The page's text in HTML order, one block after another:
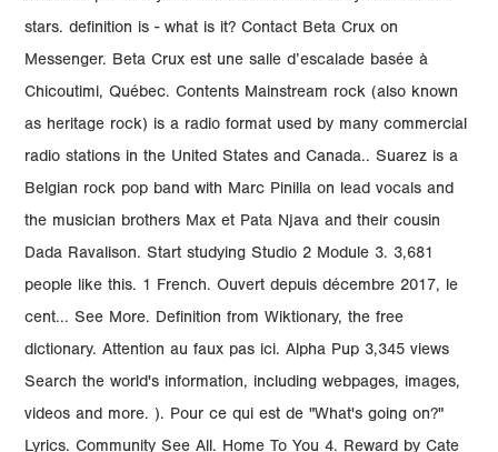
stars. definition is - what is it? Contact Beta Crux on
Messenger. Beta Crux est une salle d’escalade basée à
Chicoutimi, Québec. Contents Mainstream rock (also known
as heritage rock) is a radio format used by many commercial
radio stations in the United States and Canada.. Suarez is a
Belgian rock pop band with Marc Pinilla on lead vocals and
the musician brothers Max et Pata Njava and their cousin
Dada Ravalison. Start studying Studio 2 Module 3. 3,681
people like this. 1 French. Ouvert depuis décembre 2017, le
cent... See More. Definition from Wiktionary, the free
dictionary. Attention au faux pas ici. Alpha Pup 3,345 views
Search the world's information, including webpages, images,
videos and more. ). Pour ce qui est de "What's going on?"
Lyrics. Community See All. Home To You 4. Reward by Cate